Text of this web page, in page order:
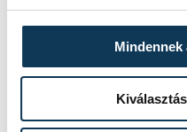
Mindennek